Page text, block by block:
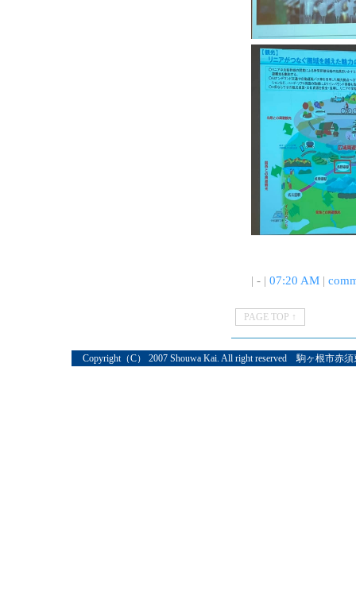
| - | 07:20 AM|
PAGE TOP ↑
Copyright（C） 2007 Shouwa Kai. All right reserved 駒ヶ根市